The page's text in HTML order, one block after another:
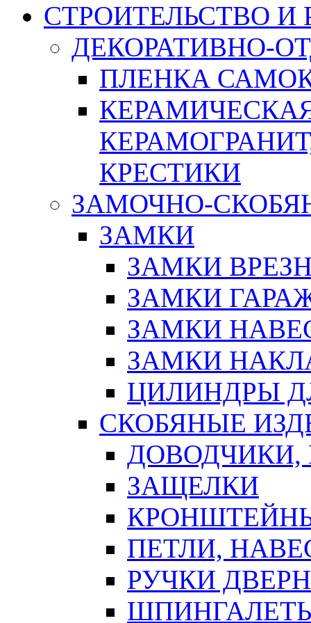
СТРОИТЕЛЬСТВО И
ДЕКОРАТИВНО-
ПЛЕНКА
КРЕСТИКИ
ЗАМОЧНО-
ЗАМКИ
ЗАМКИ
ЗАМКИ
ЗАМКИ
ЗАМКИ
ЦИЛИНДРЫ
СКОБЯНЫЕ
ЗАЩЕЛКИ
ПЕТЛИ,
РУЧКИ